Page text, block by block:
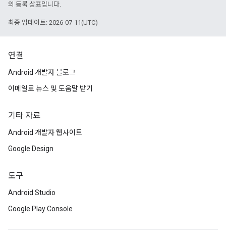
의 등록 상표입니다.
최종 업데이트: 2026-07-11(UTC)
연결
Android 개발자 블로그
이메일로 뉴스 및 도움말 받기
기타 자료
Android 개발자 웹사이트
Google Design
도구
Android Studio
Google Play Console